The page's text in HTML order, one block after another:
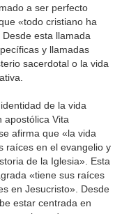
a ser perfecto
«todo cristiano ha
esta llamada
y llamadas
sacerdotal o la vida
de la vida
apostólica Vita
afirma que «la vida
raíces en el evangelio y
de la Iglesia». Esta
«tiene sus raíces
en Jesucristo». Desde
estar centrada en